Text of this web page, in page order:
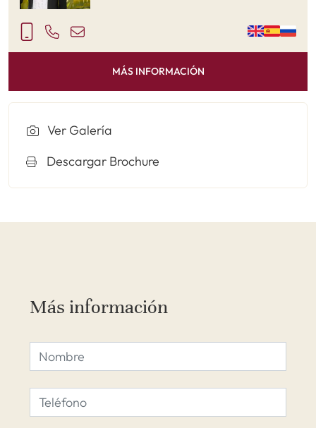
MÁS INFORMACIÓN
Ver Galería
Descargar Brochure
Más información